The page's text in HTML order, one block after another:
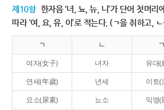
제10항 한자음 ‘녀, 뇨, 뉴, 니’가 단어 첫머리
따라 ‘여, 요, 유, 이’로 적는다. (ㄱ을 취하고,
ㄱ ㄴ ㄱ
여자(女子) 녀자 유대(
연세(年歲) 년세 이토(
요소(尿素) 뇨소 익명(